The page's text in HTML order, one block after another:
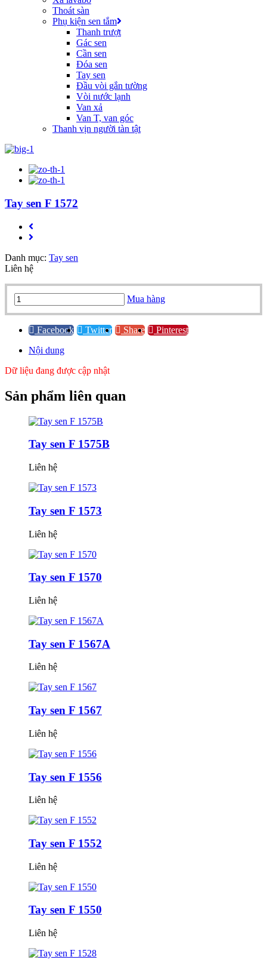
Thoát sàn
Phụ kiện sen tắm
Thanh trượt
Gác sen
Cần sen
Đóa sen
Tay sen
Đầu vòi gắn tường
Vòi nước lạnh
Van xả
Van T, van góc
Thanh vịn người tàn tật
Tay sen F 1572
Danh mục: Tay sen
Liên hệ
Tay
sen
1572
Mua hàng
Facebook Twitter Share
Pinterest
Nội dung
Dữ liệu đang được cập nhật
Sản phẩm liên quan
Tay sen F 1575B
Liên hệ
Tay sen F 1573
Liên hệ
Tay sen F 1570
Liên hệ
Tay sen F 1567A
Liên hệ
Tay sen F 1567
Liên hệ
Tay sen F 1556
Liên hệ
Tay sen F 1552
Liên hệ
Tay sen F 1550
Liên hệ